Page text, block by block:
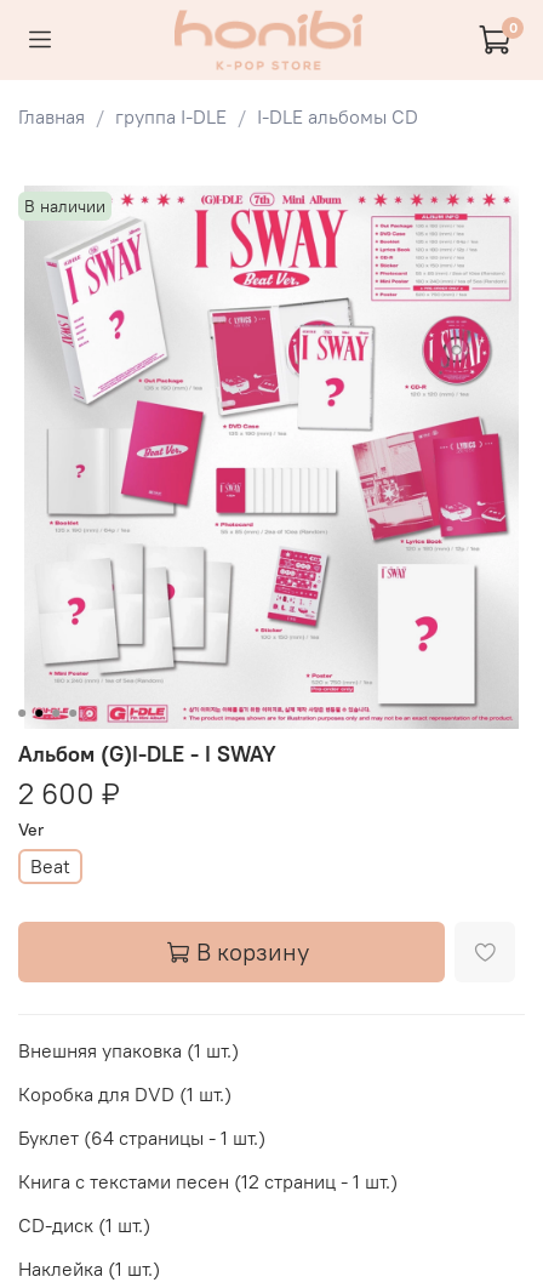
0
Главная группа I-DLE I-DLE альбомы CD
В наличии
Альбом (G)I-DLE - I SWAY
2 600 ₽
Ver
Beat
В корзину
Внешняя упаковка (1 шт.)
Коробка для DVD (1 шт.)
Буклет (64 страницы - 1 шт.)
Книга с текстами песен (12 страниц - 1 шт.)
CD-диск (1 шт.)
Наклейка (1 шт.)